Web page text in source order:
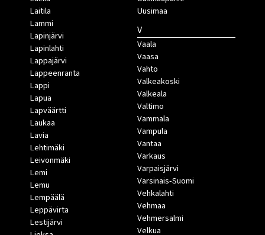
Laitila
Lammi
Lapinjärvi
Lapinlahti
Lappajärvi
Lappeenranta
Lappi
Lapua
Lapväärtti
Laukaa
Lavia
Lehtimäki
Leivonmäki
Lemi
Lemu
Lempäälä
Leppävirta
Lestijärvi
Uusimaa
V
Vaala
Vaasa
Vahto
Valkeakoski
Valkeala
Valtimo
Vammala
Vampula
Vantaa
Varkaus
Varpaisjärvi
Varsinais-Suomi
Vehkalahti
Vehmaa
Vehmersalmi
Velkua